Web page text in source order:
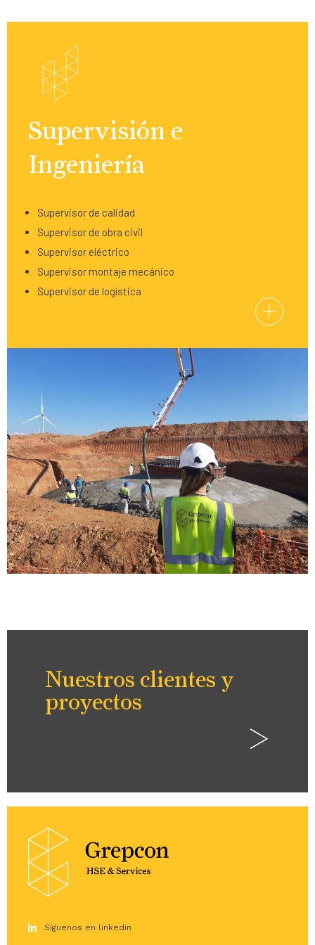
Supervisión e
Ingeniería
Supervisor de calidad
Supervisor de obra civil
Supervisor eléctrico
Supervisor montaje mecánico
Supervisor de logística
Nuestros clientes y
proyectos
Síguenos en linkedin